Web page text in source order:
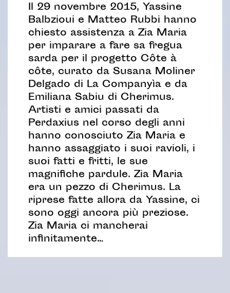
Il 29 novembre 2015, Yassine
Balbzioui e Matteo Rubbi hanno
chiesto assistenza a Zia Maria
per imparare a fare sa fregua
sarda per il progetto Côte à
côte, curato da Susana Moliner
Delgado di La Companyìa e da
Emiliana Sabiu di Cherimus.
Artisti e amici passati da
Perdaxius nel corso degli anni
hanno conosciuto Zia Maria e
hanno assaggiato i suoi ravioli, i
suoi fatti e fritti, le sue
magnifiche pardule. Zia Maria
era un pezzo di Cherimus. La
riprese fatte allora da Yassine, ci
sono oggi ancora più preziose.
Zia Maria ci mancherai
infinitamente…